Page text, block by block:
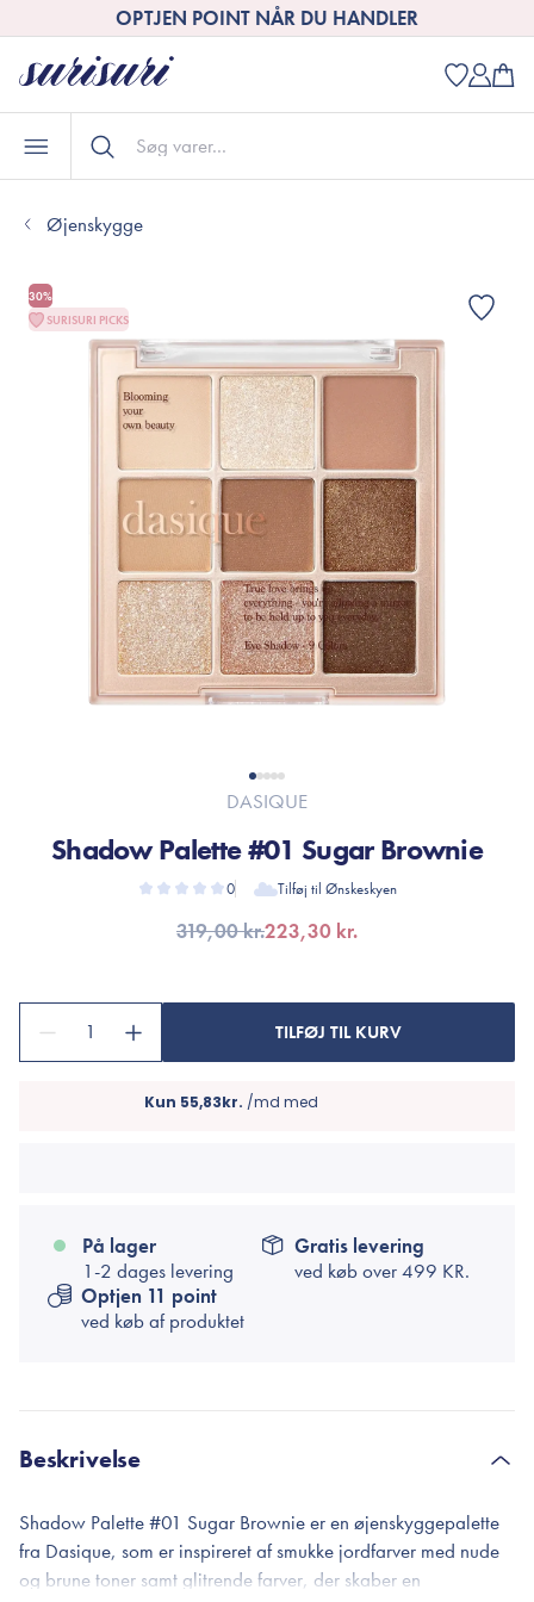
OPTJEN POINT NÅR DU HANDLER
Øjenskygge
30%
SURISURI PICKS
DASIQUE
Shadow Palette #01 Sugar Brownie
0 Tilføj til Ønskeskyen
319,00 kr.223,30 kr.
1 TILFØJ TIL KURV
På lager
1-2 dages levering
Gratis levering
ved køb over499 KR.
Optjen 11 point
ved køb af produktet
Beskrivelse
Shadow Palette #01 Sugar Brownie er en øjenskyggepalette
fra Dasique, som er inspireret af smukke jordfarver med nude
og brune toner samt glitrende farver, der skaber en